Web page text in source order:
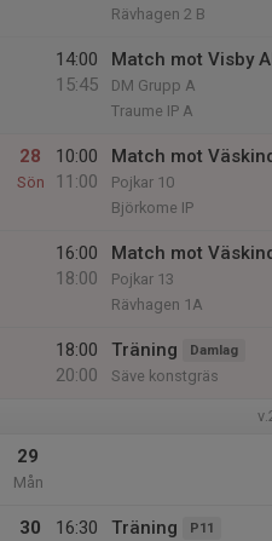
Rävhagen 2 B
14:00
15:45
Match mot Visby
DM Grupp A
Traume IP A
28
Sön
10:00
11:00
Match mot
Pojkar 10
Björkome IP
16:00
18:00
Match mot
Pojkar 13
Rävhagen 1A
18:00
20:00
Träning Damlag
Säve konstgräs
29
Mån
30
16:30
Träning P11